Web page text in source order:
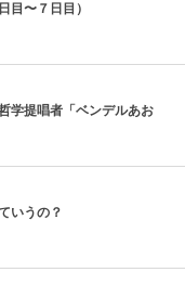
〜７日目）
学提唱者「ベンデルあお
いうの？